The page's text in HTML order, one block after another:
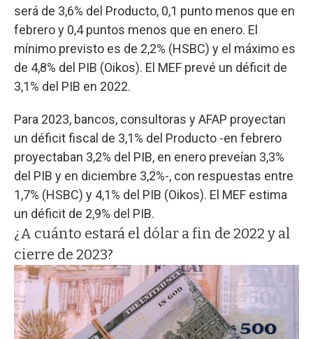
será de 3,6% del Producto, 0,1 punto menos que en
febrero y 0,4 puntos menos que en enero. El
mínimo previsto es de 2,2% (HSBC) y el máximo es
de 4,8% del PIB (Oikos). El MEF prevé un déficit de
3,1% del PIB en 2022.
Para 2023, bancos, consultoras y AFAP proyectan
un déficit fiscal de 3,1% del Producto -en febrero
proyectaban 3,2% del PIB, en enero preveían 3,3%
del PIB y en diciembre 3,2%-, con respuestas entre
1,7% (HSBC) y 4,1% del PIB (Oikos). El MEF estima
un déficit de 2,9% del PIB.
¿A cuánto estará el dólar a fin de 2022 y al
cierre de 2023?